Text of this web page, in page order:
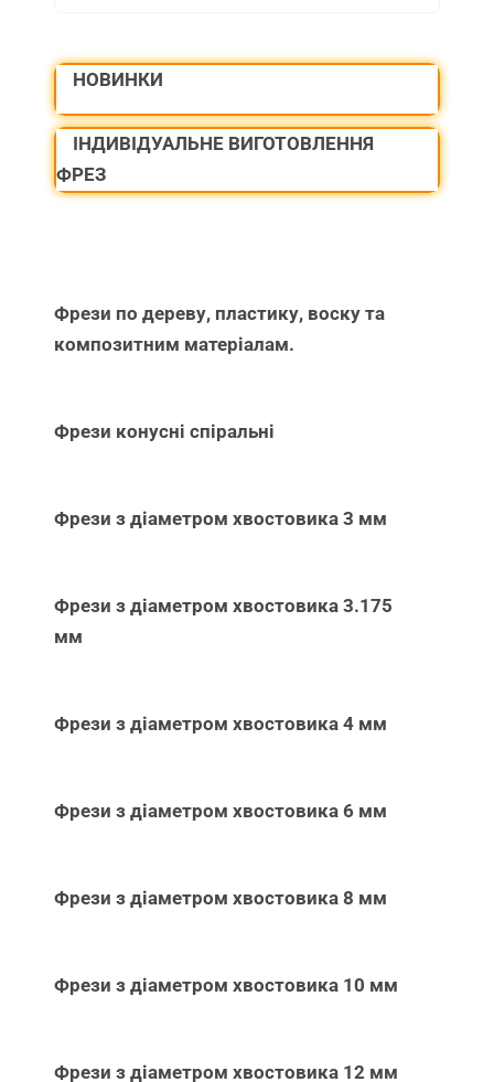
НОВИНКИ
ІНДИВІДУАЛЬНЕ ВИГОТОВЛЕННЯ
ФРЕЗ
Фрези по дереву, пластику, воску та
композитним матеріалам.
Фрези конусні спіральні
Фрези з діаметром хвостовика 3 мм
Фрези з діаметром хвостовика 3.175
мм
Фрези з діаметром хвостовика 4 мм
Фрези з діаметром хвостовика 6 мм
Фрези з діаметром хвостовика 8 мм
Фрези з діаметром хвостовика 10 мм
Фрези з діаметром хвостовика 12 мм